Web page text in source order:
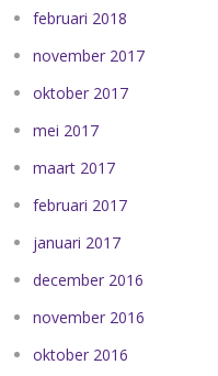
februari 2018
november 2017
oktober 2017
mei 2017
maart 2017
februari 2017
januari 2017
december 2016
november 2016
oktober 2016